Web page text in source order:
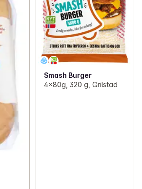
Smash Burger
4x80g, 320 g, Grilstad